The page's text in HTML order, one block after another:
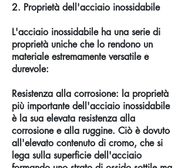
2. Proprietà dell'acciaio inossidabile
L'acciaio inossidabile ha una serie di
proprietà uniche che lo rendono un
materiale estremamente versatile e
durevole:
Resistenza alla corrosione: la proprietà
più importante dell'acciaio inossidabile
è la sua elevata resistenza alla
corrosione e alla ruggine. Ciò è dovuto
all'elevato contenuto di cromo, che si
lega sulla superficie dell'acciaio